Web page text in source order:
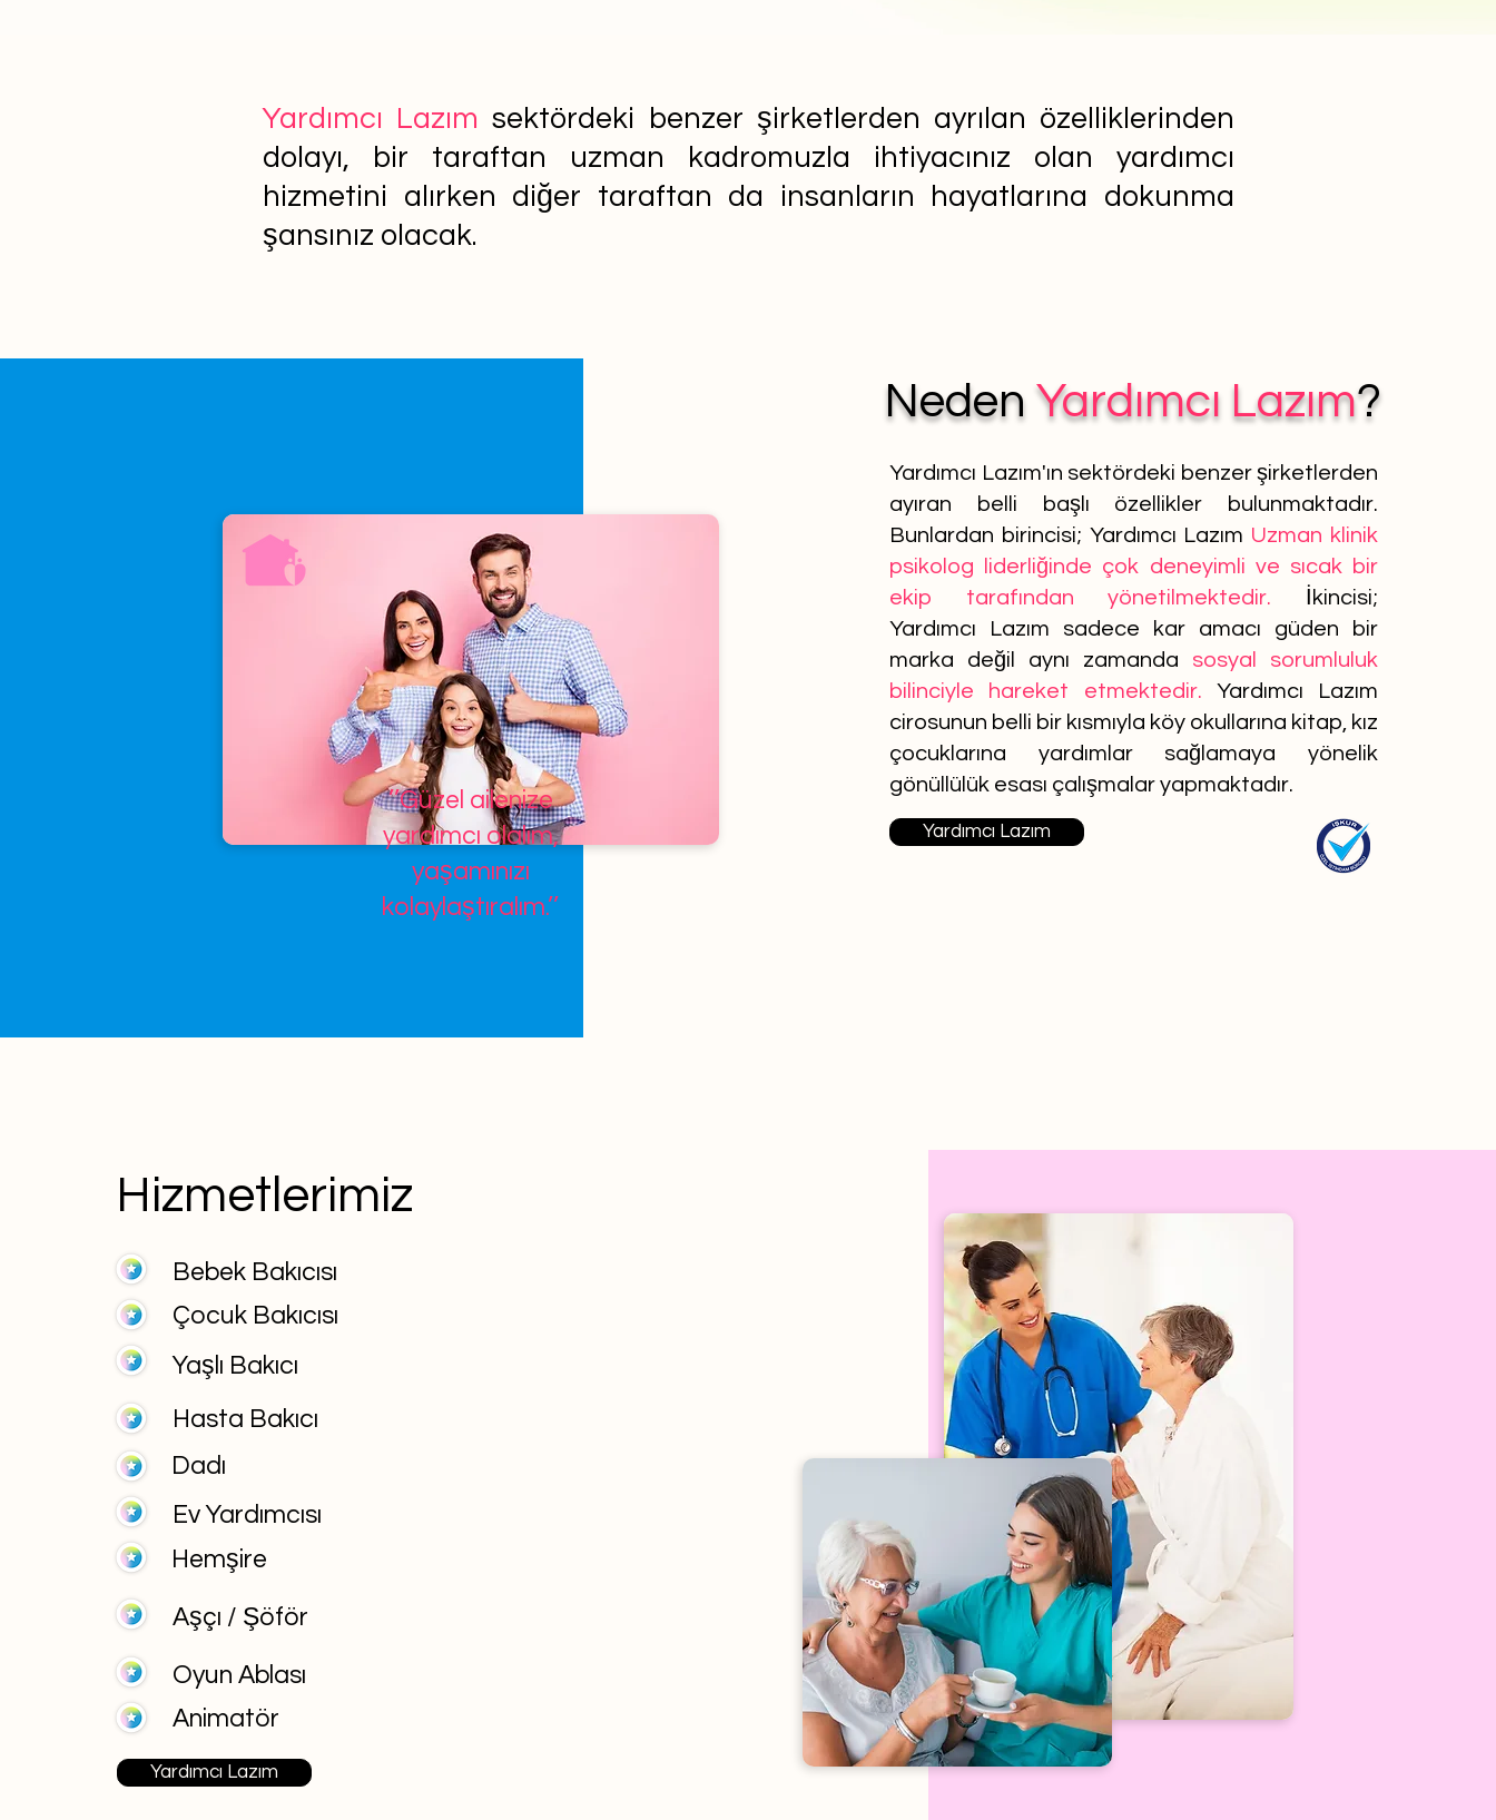
Yardımcı Lazım sektördeki benzer şirketlerden ayrılan özelliklerinden
dolayı, bir taraftan uzman kadromuzla ihtiyacınız olan yardımcı
hizmetini alırken diğer taraftan da insanların hayatlarına dokunma
şansınız olacak.
’’Güzel ailenize
yardımcı olalım,
yaşamınızı
kolaylaştıralım.’’
Neden Yardımcı Lazım?
Yardımcı Lazım'ın sektördeki benzer şirketlerden
ayıran belli başlı özellikler bulunmaktadır.
Bunlardan birincisi; Yardımcı Lazım Uzman klinik
psikolog liderliğinde çok deneyimli ve sıcak bir
ekip tarafından yönetilmektedir.
İkincisi;
Yardımcı Lazım sadece kar amacı güden bir
marka değil aynı zamanda sosyal sorumluluk
bilinciyle hareket etmektedir. Yardımcı Lazım
cirosunun belli bir kısmıyla köy okullarına kitap, kız
çocuklarına yardımlar sağlamaya yönelik
gönüllülük esası çalışmalar yapmaktadır.
Yardımcı Lazım
Hizmetlerimiz
Bebek Bakıcısı
Çocuk Bakıcısı
Yaşlı Bakıcı
Hasta Bakıcı
Dadı
Ev Yardımcısı
Hemşire
Aşçı / Şöför
Oyun Ablası
Animatör
Yardımcı Lazım